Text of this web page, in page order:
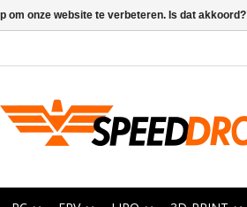
om onze website te verbeteren. Is dat akkoord?